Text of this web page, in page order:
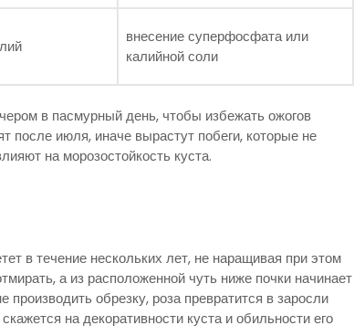
внесение суперфосфата или
калийной соли
в пасмурный день, чтобы избежать ожогов
после июля, иначе вырастут побеги, которые не
на морозостойкость куста.
в течение нескольких лет, не наращивая при этом
а из расположенной чуть ниже почки начинает
обрезку, роза превратится в заросли
на декоративности куста и обильности его